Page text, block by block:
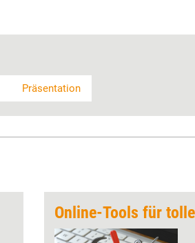
Präsentation
Online-Tools für